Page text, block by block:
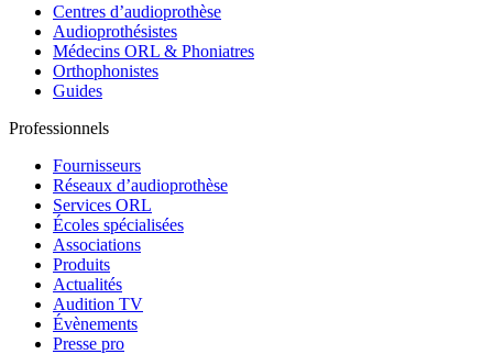
Centres d’audioprothèse
Audioprothésistes
Médecins ORL & Phoniatres
Orthophonistes
Guides
Professionnels
Fournisseurs
Réseaux d’audioprothèse
Services ORL
Écoles spécialisées
Associations
Produits
Actualités
Audition TV
Évènements
Presse pro